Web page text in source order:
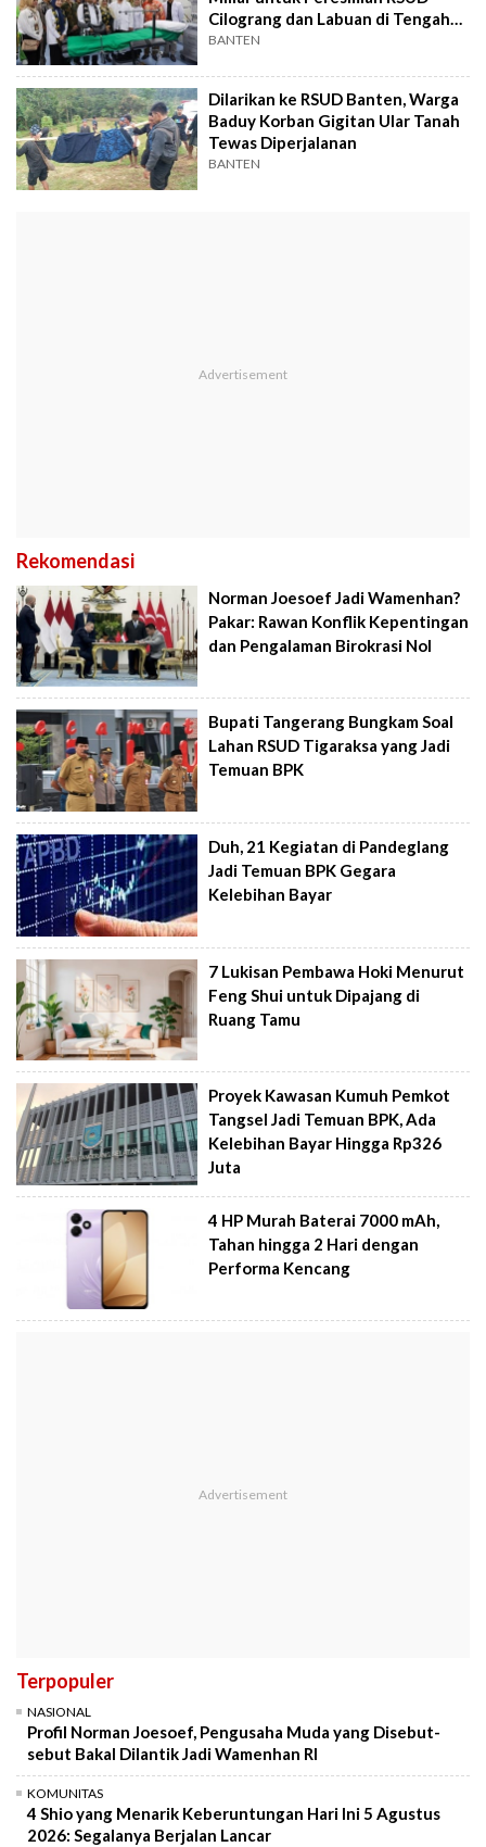
Cilograng dan Labuan di Tengah
Efisiensi
BANTEN
Dilarikan ke RSUD Banten, Warga
Baduy Korban Gigitan Ular Tanah
Tewas Diperjalanan
BANTEN
Rekomendasi
Norman Joesoef Jadi Wamenhan?
Pakar: Rawan Konflik Kepentingan
dan Pengalaman Birokrasi Nol
Bupati Tangerang Bungkam Soal
Lahan RSUD Tigaraksa yang Jadi
Temuan BPK
Duh, 21 Kegiatan di Pandeglang
Jadi Temuan BPK Gegara
Kelebihan Bayar
7 Lukisan Pembawa Hoki Menurut
Feng Shui untuk Dipajang di
Ruang Tamu
Proyek Kawasan Kumuh Pemkot
Tangsel Jadi Temuan BPK, Ada
Kelebihan Bayar Hingga Rp326
Juta
4 HP Murah Baterai 7000 mAh,
Tahan hingga 2 Hari dengan
Performa Kencang
Terpopuler
NASIONAL
Profil Norman Joesoef, Pengusaha Muda yang Disebut-
sebut Bakal Dilantik Jadi Wamenhan RI
KOMUNITAS
4 Shio yang Menarik Keberuntungan Hari Ini 5 Agustus
2026: Segalanya Berjalan Lancar